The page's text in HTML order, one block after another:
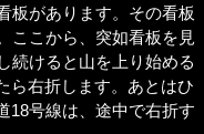
板があります。その看板
ここから、突如看板を見
続けると山を上り始める
ら右折します。あとはひ
18号線は、途中で右折す